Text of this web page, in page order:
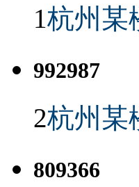
1杭州某
992987
2杭州某
809366